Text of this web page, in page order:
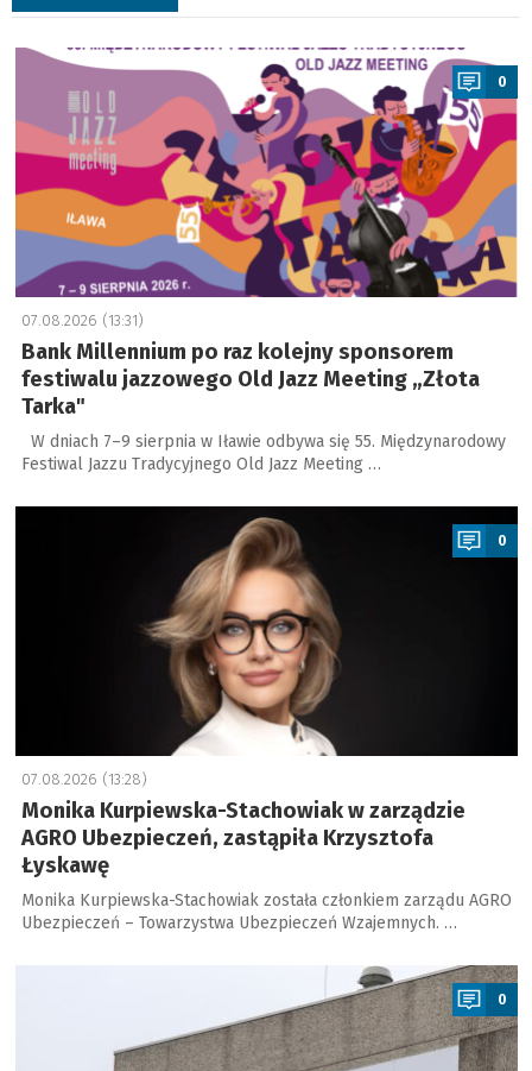
a
0
07.08.2026 (13:31)
Bank Millennium po raz kolejny sponsorem
festiwalu jazzowego Old Jazz Meeting „Złota
Tarka"
W dniach 7–9 sierpnia w Iławie odbywa się 55. Międzynarodowy
Festiwal Jazzu Tradycyjnego Old Jazz Meeting …
a
0
07.08.2026 (13:28)
Monika Kurpiewska-Stachowiak w zarządzie
AGRO Ubezpieczeń, zastąpiła Krzysztofa
Łyskawę
Monika Kurpiewska-Stachowiak została członkiem zarządu AGRO
Ubezpieczeń – Towarzystwa Ubezpieczeń Wzajemnych. …
0